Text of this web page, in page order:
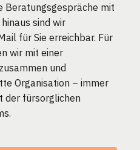
Beratungsgespräche mit
sind wir
für Sie erreichbar. Für
wir mit einer
und
Organisation – immer
der fürsorglichen